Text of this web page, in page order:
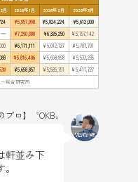
月 2026年1月 2026年2月
2026年3月
¥5,957,090 ¥5,824,224
¥5,612,000
— ¥7,290,000 ¥6,326,250
¥5,797,142
¥6,171,111 ¥6,012,727
¥5,787,701
¥5,816,406 ¥5,698,898
¥5,533,235
¥5,658,857 ¥5,585,151
¥5,417,727
ー総合研究所
プロ】〝OKB〟
軒並み下